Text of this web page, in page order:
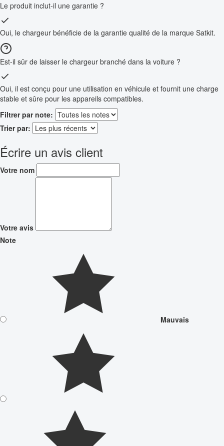
Le produit inclut-il une garantie ?
Oui, le chargeur bénéficie de la garantie qualité de la marque Satkit.
Est-il sûr de laisser le chargeur branché dans la voiture ?
Oui, il est conçu pour une utilisation en véhicule et fournit une charge
stable et sûre pour les appareils compatibles.
Filtrer par note:
Trier par:
Écrire un avis client
Votre nom
Votre avis
Note
Mauvais